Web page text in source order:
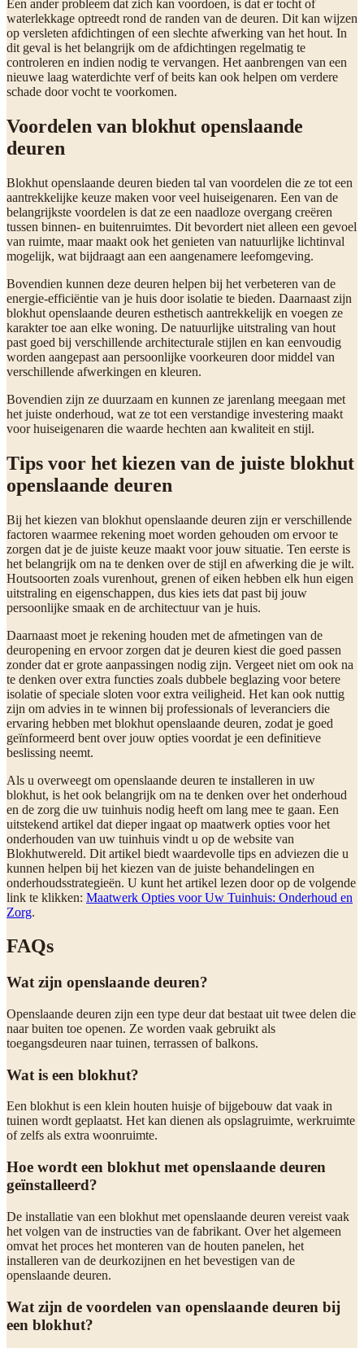
Een ander probleem dat zich kan voordoen, is dat er tocht of
waterlekkage optreedt rond de randen van de deuren. Dit kan wijzen
op versleten afdichtingen of een slechte afwerking van het hout. In
dit geval is het belangrijk om de afdichtingen regelmatig te
controleren en indien nodig te vervangen. Het aanbrengen van een
nieuwe laag waterdichte verf of beits kan ook helpen om verdere
schade door vocht te voorkomen.
Voordelen van blokhut openslaande
deuren
Blokhut openslaande deuren bieden tal van voordelen die ze tot een
aantrekkelijke keuze maken voor veel huiseigenaren. Een van de
belangrijkste voordelen is dat ze een naadloze overgang creëren
tussen binnen- en buitenruimtes. Dit bevordert niet alleen een gevoel
van ruimte, maar maakt ook het genieten van natuurlijke lichtinval
mogelijk, wat bijdraagt aan een aangenamere leefomgeving.
Bovendien kunnen deze deuren helpen bij het verbeteren van de
energie-efficiëntie van je huis door isolatie te bieden. Daarnaast zijn
blokhut openslaande deuren esthetisch aantrekkelijk en voegen ze
karakter toe aan elke woning. De natuurlijke uitstraling van hout
past goed bij verschillende architecturale stijlen en kan eenvoudig
worden aangepast aan persoonlijke voorkeuren door middel van
verschillende afwerkingen en kleuren.
Bovendien zijn ze duurzaam en kunnen ze jarenlang meegaan met
het juiste onderhoud, wat ze tot een verstandige investering maakt
voor huiseigenaren die waarde hechten aan kwaliteit en stijl.
Tips voor het kiezen van de juiste blokhut
openslaande deuren
Bij het kiezen van blokhut openslaande deuren zijn er verschillende
factoren waarmee rekening moet worden gehouden om ervoor te
zorgen dat je de juiste keuze maakt voor jouw situatie. Ten eerste is
het belangrijk om na te denken over de stijl en afwerking die je wilt.
Houtsoorten zoals vurenhout, grenen of eiken hebben elk hun eigen
uitstraling en eigenschappen, dus kies iets dat past bij jouw
persoonlijke smaak en de architectuur van je huis.
Daarnaast moet je rekening houden met de afmetingen van de
deuropening en ervoor zorgen dat je deuren kiest die goed passen
zonder dat er grote aanpassingen nodig zijn. Vergeet niet om ook na
te denken over extra functies zoals dubbele beglazing voor betere
isolatie of speciale sloten voor extra veiligheid. Het kan ook nuttig
zijn om advies in te winnen bij professionals of leveranciers die
ervaring hebben met blokhut openslaande deuren, zodat je goed
geïnformeerd bent over jouw opties voordat je een definitieve
beslissing neemt.
Als u overweegt om openslaande deuren te installeren in uw
blokhut, is het ook belangrijk om na te denken over het onderhoud
en de zorg die uw tuinhuis nodig heeft om lang mee te gaan. Een
uitstekend artikel dat dieper ingaat op maatwerk opties voor het
onderhouden van uw tuinhuis vindt u op de website van
Blokhutwereld. Dit artikel biedt waardevolle tips en adviezen die u
kunnen helpen bij het kiezen van de juiste behandelingen en
onderhoudsstrategieën. U kunt het artikel lezen door op de volgende
link te klikken: Maatwerk Opties voor Uw Tuinhuis: Onderhoud en
Zorg.
FAQs
Wat zijn openslaande deuren?
Openslaande deuren zijn een type deur dat bestaat uit twee delen die
naar buiten toe openen. Ze worden vaak gebruikt als
toegangsdeuren naar tuinen, terrassen of balkons.
Wat is een blokhut?
Een blokhut is een klein houten huisje of bijgebouw dat vaak in
tuinen wordt geplaatst. Het kan dienen als opslagruimte, werkruimte
of zelfs als extra woonruimte.
Hoe wordt een blokhut met openslaande deuren
geïnstalleerd?
De installatie van een blokhut met openslaande deuren vereist vaak
het volgen van de instructies van de fabrikant. Over het algemeen
omvat het proces het monteren van de houten panelen, het
installeren van de deurkozijnen en het bevestigen van de
openslaande deuren.
Wat zijn de voordelen van openslaande deuren bij
een blokhut?